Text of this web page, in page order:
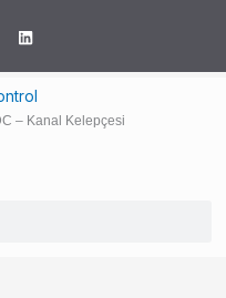
i
k
d
n
– Kanal Kelepçesi